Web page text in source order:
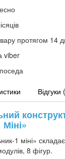
протягом 14
viber
Відгуки
1 міні»
8 фігур.